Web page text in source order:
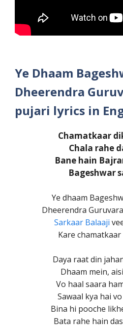
Ye Dhaam
Dheerendra
pujari lyrics in
Chamatkaar
Chala rahe
Bane hain
Bageshwar
Ye dhaam
Dheerendra
Sarkaar Balaaji
Kare
Daya raat din
Dhaam mein,
Vo haal saara
Sawaal kya hai
Bina hi pooche
Bata rahe hain